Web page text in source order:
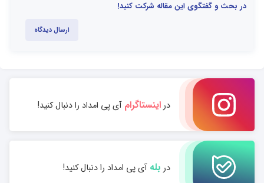
در بحث و گفتگوی این مقاله شرکت کنید!
ارسال دیدگاه
دراینستاگرامآی پی امداد را دنبال کنید!
در بلهآی پی امداد را دنبال کنید!